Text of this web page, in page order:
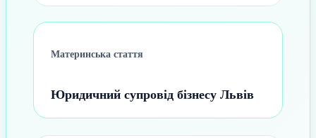
Материнська стаття
Юридичний супровід бізнесу Львів